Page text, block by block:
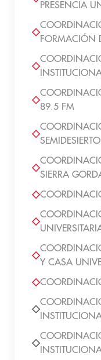
PRESENCIA
FORMACIÓN
89.5 FM
SEMIDESIERTO
SIERRA
Y CASA